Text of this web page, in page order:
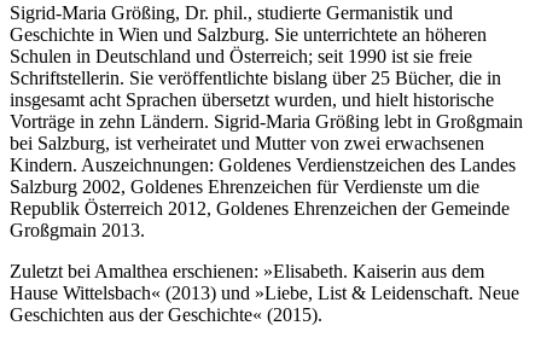
Sigrid-Maria Größing, Dr. phil., studierte Germanistik und
Geschichte in Wien und Salzburg. Sie unterrichtete an höheren
Schulen in Deutschland und Österreich; seit 1990 ist sie freie
Schriftstellerin. Sie veröffentlichte bislang über 25 Bücher, die in
insgesamt acht Sprachen übersetzt wurden, und hielt historische
Vorträge in zehn Ländern. Sigrid-Maria Größing lebt in Großgmain
bei Salzburg, ist verheiratet und Mutter von zwei erwachsenen
Kindern. Auszeichnungen: Goldenes Verdienstzeichen des Landes
Salzburg 2002, Goldenes Ehrenzeichen für Verdienste um die
Republik Österreich 2012, Goldenes Ehrenzeichen der Gemeinde
Großgmain 2013.
Zuletzt bei Amalthea erschienen: »Elisabeth. Kaiserin aus dem
Hause Wittelsbach« (2013) und »Liebe, List & Leidenschaft. Neue
Geschichten aus der Geschichte« (2015).